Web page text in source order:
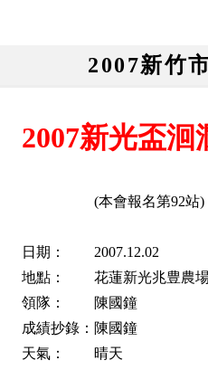
2007新竹
2007新光盃
(本會報名第92站)
日期：
2007.12.02
地點：
花蓮新光兆豊農
領隊：
陳國鐘
成績抄錄： 陳國鐘
天氣：
晴天